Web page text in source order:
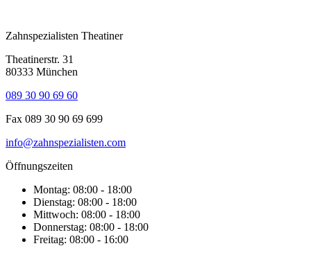
Zahnspezialisten Theatiner
Theatinerstr. 31
80333 München
089 30 90 69 60
Fax 089 30 90 69 699
info@zahnspezialisten.com
Öffnungszeiten
Montag: 08:00 - 18:00
Dienstag: 08:00 - 18:00
Mittwoch: 08:00 - 18:00
Donnerstag: 08:00 - 18:00
Freitag: 08:00 - 16:00